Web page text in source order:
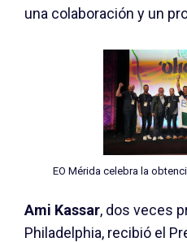
una colaboración y un
EO Mérida celebra la
Ami Kassar, dos veces
Philadelphia, recibió el